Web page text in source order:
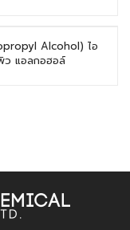
Alcohol) ไอ
ว แอลกอฮอล์